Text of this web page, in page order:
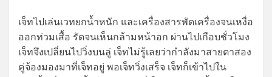
เจ็ทไปเล่นเวทยกน้ำหนัก และเครื่องสารพัดเครื่องจนเหงื่อ
ออกท่วมเสื้อ รัดจนเห็นกล้ามหน้าอก ผ่านไปเกือบชั่วโมง
เจ็ทจึงเปลี่ยนไปวิ่งบนลู่ เจ็ทไม่รู้เลยว่ากำลังมาสายตาสอง
คู่จ้องมองมาที่เจ็ทอยู่ พอเจ็ทวิ่งเสร็จ เจ็ทก็เข้าไปใน